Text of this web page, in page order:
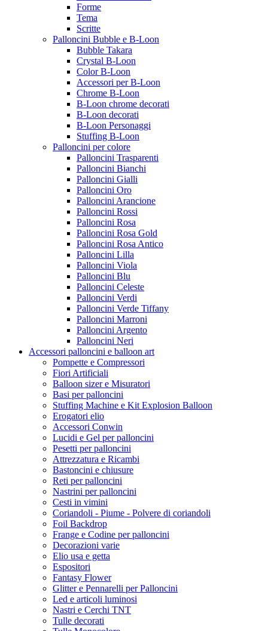
Forme
Tema
Scritte
Palloncini Bubble e B-Loon
Bubble Takara
Crystal B-Loon
Color B-Loon
Accessori per B-Loon
Chrome B-Loon
B-Loon chrome decorati
B-Loon decorati
B-Loon Personaggi
Stuffing B-Loon
Palloncini per colore
Palloncini Trasparenti
Palloncini Bianchi
Palloncini Gialli
Palloncini Oro
Palloncini Arancione
Palloncini Rossi
Palloncini Rosa
Palloncini Rosa Gold
Palloncini Rosa Antico
Palloncini Lilla
Palloncini Viola
Palloncini Blu
Palloncini Celeste
Palloncini Verdi
Palloncini Verde Tiffany
Palloncini Marroni
Palloncini Argento
Palloncini Neri
Accessori palloncini e balloon art
Pompette e Compressori
Fiori Artificiali
Balloon sizer e Misuratori
Basi per palloncini
Stuffing Machine e Kit Explosion Balloon
Erogatori elio
Accessori Conwin
Lucidi e Gel per palloncini
Pesetti per palloncini
Attrezzatura e Ricambi
Bastoncini e chiusure
Reti per palloncini
Nastrini per palloncini
Cesti in vimini
Coriandoli - Piume - Polvere di coriandoli
Foil Backdrop
Frange e Codine per palloncini
Decorazioni varie
Elio usa e getta
Espositori
Fantasy Flower
Glitter e Pennarelli per Palloncini
Led e articoli luminosi
Nastri e Cerchi TNT
Tulle decorati